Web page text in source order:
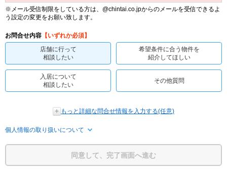
※メール受信制限をしている方は、@chintai.co.jpからのメールを受信できるよ
う設定の変更をお願い致します。
お問合せ内容 【いずれか必須】
店舗に行って
相談したい
希望条件に合う物件を
紹介してほしい
入居について
相談したい
その他質問
もっと詳細な問合せ情報を入力する(任意)
個人情報の取り扱いについて
同意して、完了画面へ進む